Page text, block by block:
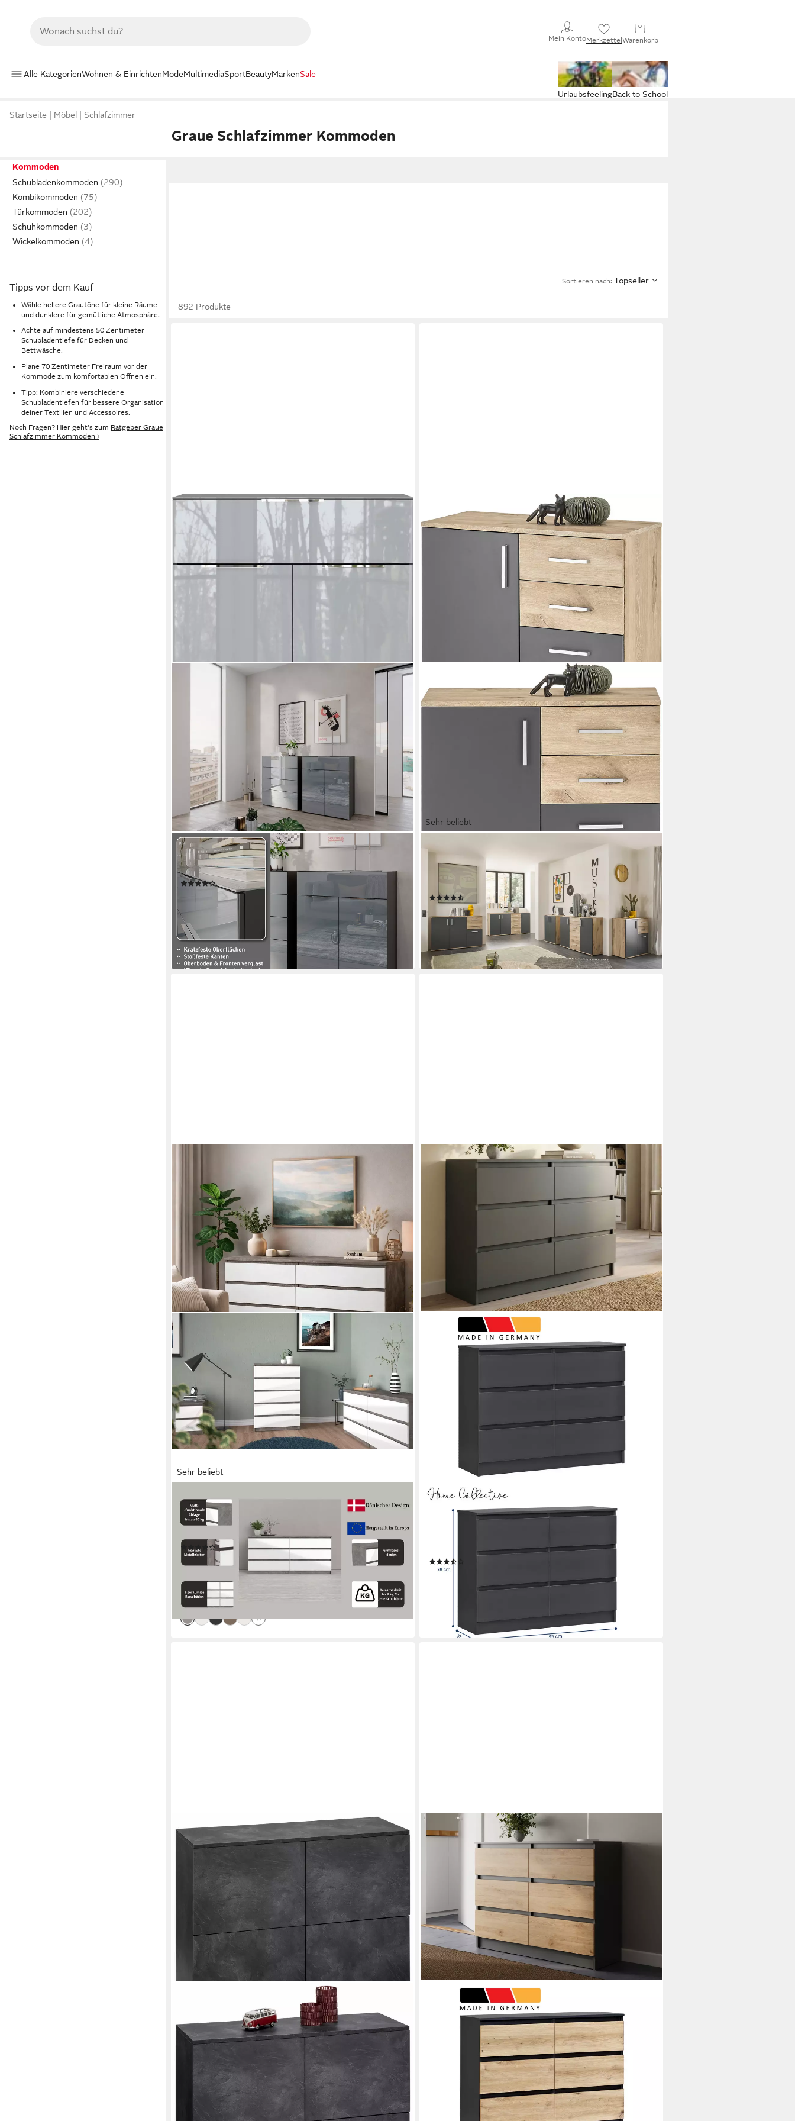
Mein KontoMerkzettelWarenkorb
Alle KategorienWohnen & EinrichtenModeMultimediaSportBeautyMarkenSale
Back to School
Urlaubsfeeling
Startseite Möbel Schlafzimmer
Graue Schlafzimmer Kommoden
Kommoden
Schubladenkommoden
Kombikommoden
Türkommoden
Schuhkommoden
Wickelkommoden
Tipps vor dem Kauf
Wähle hellere Grautöne für kleine Räume
und dunklere für gemütliche Atmosphäre.
Achte auf mindestens 50 Zentimeter
Schubladentiefe für Decken und
Bettwäsche.
Plane 70 Zentimeter Freiraum vor der
Kommode zum komfortablen Öffnen ein.
Tipp: Kombiniere verschiedene
Schubladentiefen für bessere Organisation
deiner Textilien und Accessoires.
Noch Fragen? Hier geht's zum Ratgeber Graue
Schlafzimmer Kommoden ›
Sortieren nach: Topseller
892 Produkte
GERMANIA
Kombikommode Oakland mit Glasauflagen, Breite 83 cm,
mit Schubladen, in vers. Varianten
(16)
ab 349,99 € UVP 819,00 €
lieferbar - in 4-5 Werktagen bei dir
Sehr beliebt
Kommode BC-Drift-2, Universalschrank Stellmaß BxHxT
80x84x35 cm (1 St), Kommode mit 2 Türen, 2
Schubkästen, 1 Einlegeboden
ab 74,99 € UVP129,00 €
-42%
lieferbar - in 1-2 Werktagen bei dir
Sehr beliebt
Kommode Naia, 6 Schubladen im skandinavischen Design,
Breite 158 cm, Viel Stauraum mit griffloser Front, in
(67)
239,99 € UVP 758,00 €
lieferbar in 3 Wochen
+1
HOME COLLECTIVE
Kommode mit 6 Schubladen 95, 120, 140, 160 cm breit
Holz Schrank (Highboard Anrichte Schlafzimmer
Kommode Sideboard, Anthrazit
ab 134,90 €